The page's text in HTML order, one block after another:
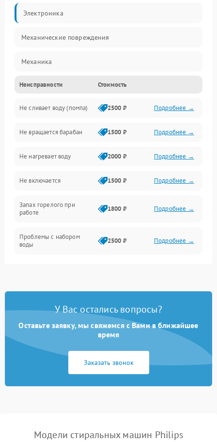
Электроника
Механические повреждения
Механика
Электропитание
Водоснабжение
Слив
Программное обеспечение
Неисправности Стоимость
Не сливает воду (помпа) 2500 ₽ Подробнее →
Не вращается барабан 1500 ₽ Подробнее →
Не нагревает воду 2000 ₽ Подробнее →
Не включается 1500 ₽ Подробнее →
Запах горелого при
работе
1800 ₽ Подробнее →
Проблемы с набором
воды
2500 ₽ Подробнее →
Замена платы управления 2200 ₽ Подробнее →
У Вас остались вопросы?
Оставьте заявку, мы свяжемся с Вами в ближайшее
время
Заказать звонок
Модели стиральных машин Philips